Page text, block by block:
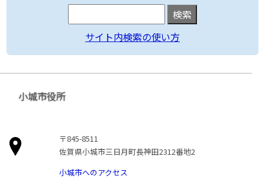
サイト内検索の使い方
小城市役所
〒845-8511
佐賀県小城市三日月町長神田2312番地2
小城市へのアクセス